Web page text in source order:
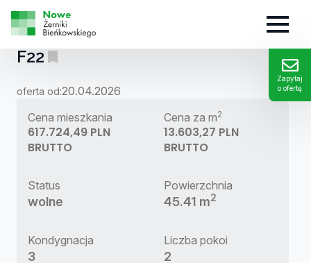
Zapytaj
o ofertę
MIESZKANIE:
F22
oferta od:20.04.2026
Cena mieszkania
617.724,49 PLN
BRUTTO
Cena za m2
13.603,27 PLN
BRUTTO
Status
wolne
Powierzchnia
45.41 m2
Kondygnacja
3
Liczba pokoi
2